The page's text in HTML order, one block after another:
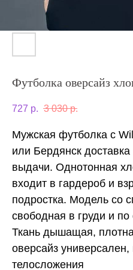
Футболка оверсайз
727 р. 3 030 р.
Мужская футболка с
или Бердянск доставка
выдачи. Однотонная
входит в гардероб и
подростка. Модель со
свободная в груди и
Ткань дышащая,
оверсайз
телосложения